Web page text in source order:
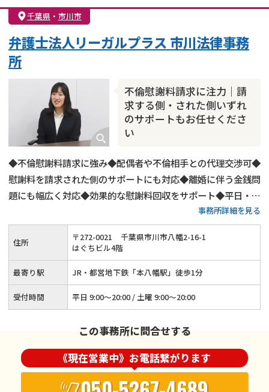
千葉県 ・ 市川市
不倫慰謝料請求に注力｜請
求する側・された側いずれ
のサポートもお任せくださ
い
弁護士法人リーガルプラス 市川法律事務
所
◆不倫慰謝料請求に強み◆配偶者や不倫相手との代理交渉可◆
慰謝料を請求された側のサポートにも対応◆離婚に伴う金銭問
題にも幅広く対応◆効果的な慰謝料回収をサポート◆平日・土
曜20時までご相談受付◆初回相談60分無料◆JR・都営地下鉄
「本八幡駅」から徒歩1分
事務所詳細を見る
住所 〒272-0021
千葉県市川市八幡2-16-1
はぐちビル4階
最寄り駅 JR・都営地下鉄「本八幡駅」徒歩1分
受付時間 平日 9:00～20:00 / 土曜 9:00～20:00
この事務所に問合せする
《現在営業中》お電話繋がります